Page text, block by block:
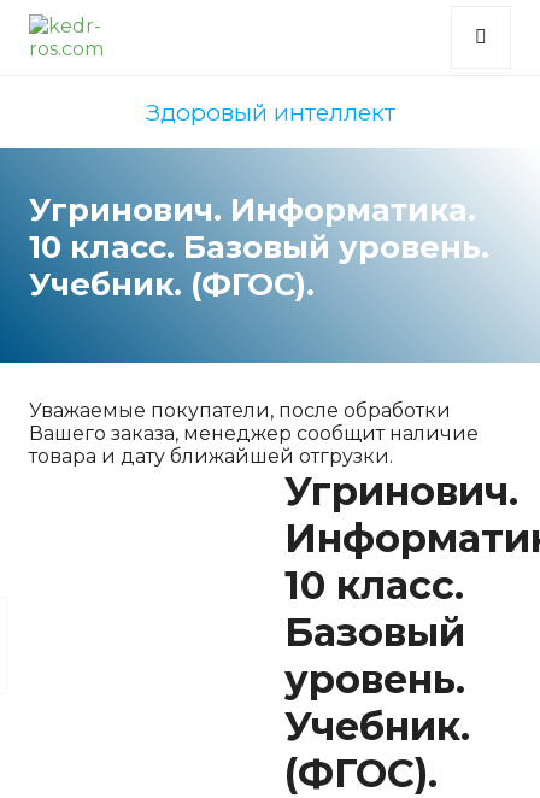
Здоровый интеллект
Угринович. Информатика.
10 класс. Базовый уровень.
Учебник. (ФГОС).
Уважаемые покупатели, после обработки
Вашего заказа, менеджер сообщит наличие
товара и дату ближайшей отгрузки.
Угринович.
10 класс.
Базовый
уровень.
Учебник.
(ФГОС).